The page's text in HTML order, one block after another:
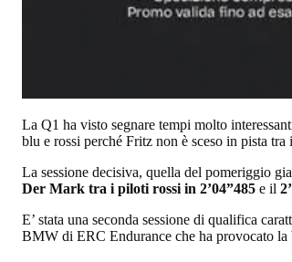
La Q1 ha visto segnare tempi molto
blu e rossi perché Fritz non è sceso in pista
La sessione decisiva, quella del pomeriggio
Der Mark tra i piloti rossi in 2’04”485 e il
E’ stata una seconda sessione di qualifica
BMW di ERC Endurance che ha provocato la